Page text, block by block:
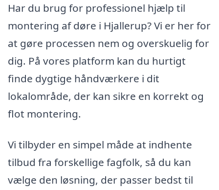
Har du brug for professionel hjælp til
montering af døre i Hjallerup? Vi er her for
at gøre processen nem og overskuelig for
dig. På vores platform kan du hurtigt
finde dygtige håndværkere i dit
lokalområde, der kan sikre en korrekt og
flot montering.
Vi tilbyder en simpel måde at indhente
tilbud fra forskellige fagfolk, så du kan
vælge den løsning, der passer bedst til